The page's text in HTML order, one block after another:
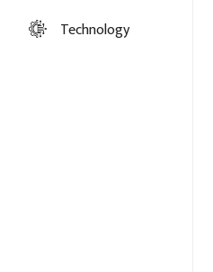
Technology